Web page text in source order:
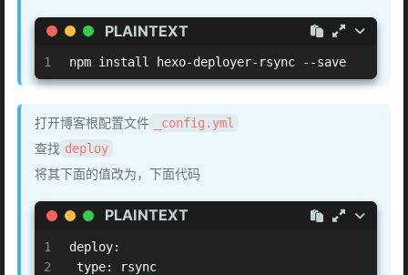
PLAINTEXT
1 npm install hexo-deployer-rsync --save
打开博客根配置文件 _config.yml
查找 deploy
将其下面的值改为，下面代码
PLAINTEXT
1
2
deploy:
type: rsync